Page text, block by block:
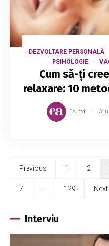
DEZVOLTARE PERSONALĂ
PSIHOLOGIE
Cum să-ți
relaxare: 10
EA.md 3
Previous 1 2
7 129 Next
Interviu